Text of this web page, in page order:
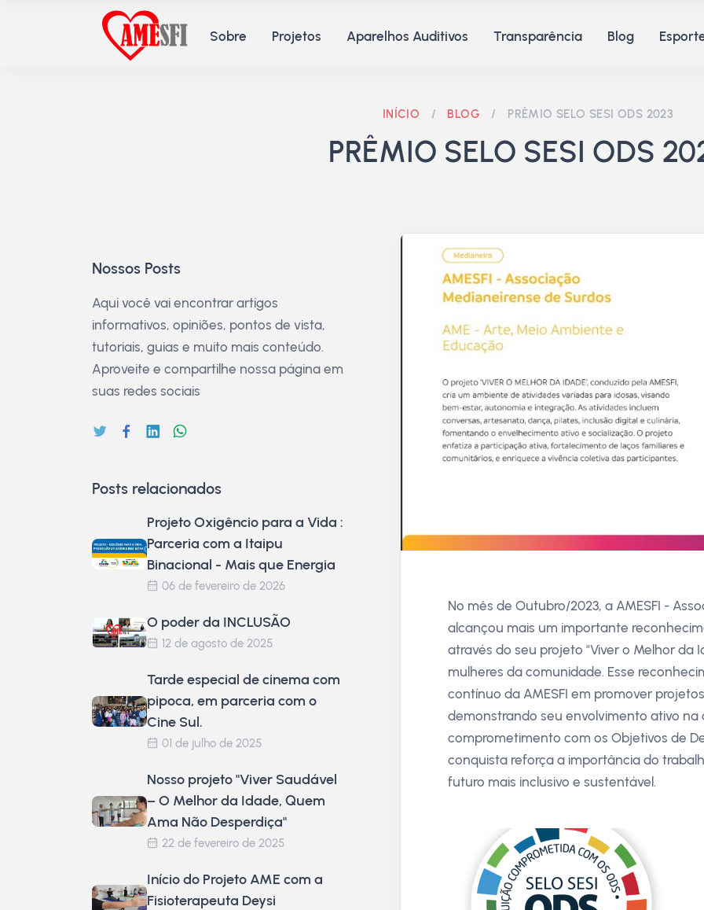
Sobre Projetos Aparelhos Auditivos Transparência Blog
INÍCIO / BLOG / PRÊMIO SELO SESI ODS 2023
PRÊMIO SELO SESI ODS
No mês de Outubro/2023, a AMESFI -
alcançou mais um importante
através do seu projeto "Viver o Melhor da
mulheres da comunidade. Esse
contínuo da AMESFI em promover
demonstrando seu envolvimento ativo na
comprometimento com os Objetivos de
conquista reforça a importância do
futuro mais inclusivo e sustentável.
Nossos Posts
Aqui você vai encontrar artigos
informativos, opiniões, pontos de vista,
tutoriais, guias e muito mais conteúdo.
Aproveite e compartilhe nossa página em
suas redes sociais
Posts relacionados
Projeto Oxigêncio para a Vida :
Parceria com a Itaipu
Binacional - Mais que Energia
06 de fevereiro de 2026
O poder da INCLUSÃO
12 de agosto de 2025
Tarde especial de cinema com
pipoca, em parceria com o
Cine Sul.
01 de julho de 2025
Nosso projeto "Viver Saudável
– O Melhor da Idade, Quem
Ama Não Desperdiça"
22 de fevereiro de 2025
Início do Projeto AME com a
Fisioterapeuta Deysi